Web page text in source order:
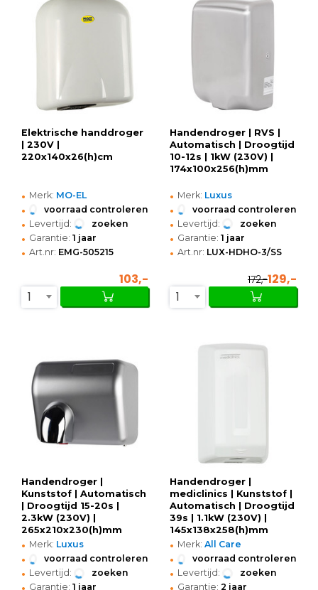
Elektrische handdroger
| 230V |
220x140x26(h)cm
• Merk: MO-EL
• voorraad controleren
• Levertijd: zoeken
• Garantie: 1 jaar
• Art.nr: EMG-505215
103,-
1
Handendroger | RVS |
Automatisch | Droogtijd
10-12s | 1kW (230V) |
174x100x256(h)mm
• Merk: Luxus
• voorraad controleren
• Levertijd: zoeken
• Garantie: 1 jaar
• Art.nr: LUX-HDHO-3/SS
172,-129,-
1
Handendroger |
Kunststof | Automatisch
| Droogtijd 15-20s |
2.3kW (230V) |
265x210x230(h)mm
• Merk: Luxus
• voorraad controleren
• Levertijd: zoeken
Garantie: 1 jaar
Handendroger |
mediclinics | Kunststof |
Automatisch | Droogtijd
39s | 1.1kW (230V) |
145x138x258(h)mm
• Merk: All Care
• voorraad controleren
• Levertijd: zoeken
Garantie: 2 jaar